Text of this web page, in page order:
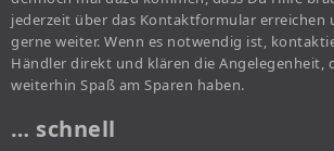
jederzeit über das Kontaktformular erreichen
gerne weiter. Wenn es notwendig ist,
Händler direkt und klären die Angelegenheit,
weiterhin Spaß am Sparen haben.
… schnell